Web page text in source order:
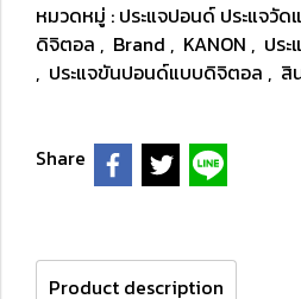
หมวดหมู่ : ประแจปอนด์ ประแจวัด
ดิจิตอล , Brand , KANON , ปร
, ประแจขันปอนด์แบบดิจิตอล , สิ
Share
Product description